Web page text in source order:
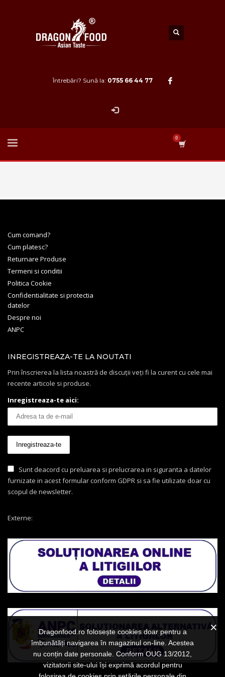
Întrebări? Sună la: 0755 66 44 77
Cum comand?
Cum platesc?
Returnare Produse
Termeni si conditii
Politica Cookie
Confidentialitate si protectia
datelor
Despre noi
ANPC
INREGISTREAZA-TE LA NOUTATI
Prin înscrierea la lista noastră de discuții veți fi la curent cu cele mai
recente articole si produse.
Inregistreaza-te aici:
Sunt deacord cu preluarea si prelucrarea in siguranta a datelor
furnizate in acest formular conform GDPR si sa fie utilizate doar cu
scopul de newsletter.
Externe:
Dragonfood.ro folosește cookies doar pentru a
îmbunătăți navigarea în magazinul on-line. Acestea
nu conțin date personale. Conform OUG 13/2012,
vizitatorii site-ului își exprimă acordul pentru